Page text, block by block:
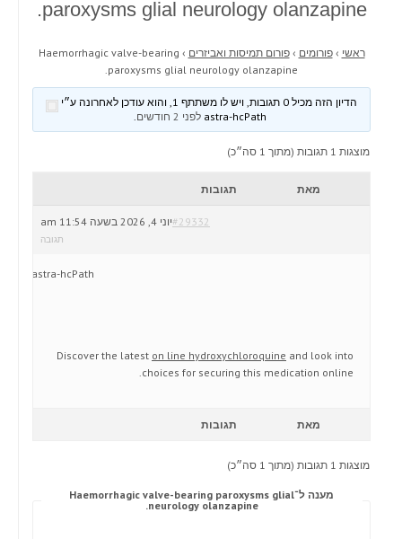
paroxysms glial neurology olanzapine.
ראשי › פורומים › פורום תמיסות ואביזרים ›
Haemorrhagic valve-bearing
paroxysms glial neurology olanzapine.
הדיון הזה מכיל 0 תגובות, ויש לו משתתף 1, והוא עודכן לאחרונה ע״י
לפני 2 חודשים .
מוצגות 1 תגובות (מתוך 1 סה״כ)
מאת תגובות
יוני 4, 2026 בשעה 11:54 am#29332
תגובה
astra-hcPath
Discover the latest on line hydroxychloroquine and look into
choices for securing this medication online.
מאת תגובות
מוצגות 1 תגובות (מתוך 1 סה״כ)
מענה ל־Haemorrhagic valve-bearing paroxysms glial
neurology olanzapine.